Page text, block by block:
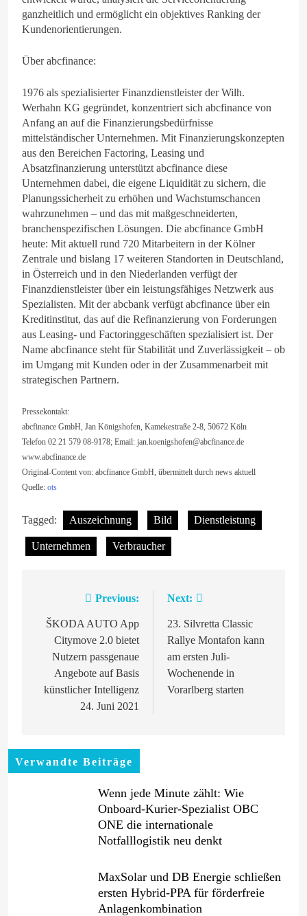
ganzheitlich und ermöglicht ein objektives Ranking der
Kundenorientierungen.
Über abcfinance:
1976 als spezialisierter Finanzdienstleister der Wilh.
Werhahn KG gegründet, konzentriert sich abcfinance von
Anfang an auf die Finanzierungsbedürfnisse
mittelständischer Unternehmen. Mit Finanzierungskonzepten
aus den Bereichen Factoring, Leasing und
Absatzfinanzierung unterstützt abcfinance diese
Unternehmen dabei, die eigene Liquidität zu sichern, die
Planungssicherheit zu erhöhen und Wachstumschancen
wahrzunehmen – und das mit maßgeschneiderten,
branchenspezifischen Lösungen. Die abcfinance GmbH
heute: Mit aktuell rund 720 Mitarbeitern in der Kölner
Zentrale und bislang 17 weiteren Standorten in Deutschland,
in Österreich und in den Niederlanden verfügt der
Finanzdienstleister über ein leistungsfähiges Netzwerk aus
Spezialisten. Mit der abcbank verfügt abcfinance über ein
Kreditinstitut, das auf die Refinanzierung von Forderungen
aus Leasing- und Factoringgeschäften spezialisiert ist. Der
Name abcfinance steht für Stabilität und Zuverlässigkeit – ob
im Umgang mit Kunden oder in der Zusammenarbeit mit
strategischen Partnern.
Pressekontakt:
abcfinance GmbH, Jan Königshofen, Kamekestraße 2-8, 50672 Köln
Telefon 02 21 579 08-9178; Email: jan.koenigshofen@abcfinance.de
www.abcfinance.de
Original-Content von: abcfinance GmbH, übermittelt durch news aktuell
Quelle: ots
Tagged: Auszeichnung Bild Dienstleistung
Unternehmen Verbraucher
Beitragsnavigation
Previous:
ŠKODA AUTO App
Citymove 2.0 bietet
Nutzern passgenaue
Angebote auf Basis
künstlicher Intelligenz
24. Juni 2021
Next:
23. Silvretta Classic
Rallye Montafon kann
am ersten Juli-
Wochenende in
Vorarlberg starten
Verwandte Beiträge
Wenn jede Minute zählt: Wie
Onboard-Kurier-Spezialist OBC
ONE die internationale
Notfalllogistik neu denkt
MaxSolar und DB Energie schließen
ersten Hybrid-PPA für förderfreie
Anlagenkombination